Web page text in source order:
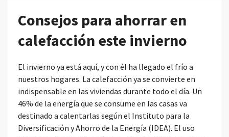
Consejos para ahorrar en
calefacción este invierno
El invierno ya está aquí, y con él ha llegado el frío a
nuestros hogares. La calefacción ya se convierte en
indispensable en las viviendas durante todo el día. Un
46% de la energía que se consume en las casas va
destinado a calentarlas según el Instituto para la
Diversificación y Ahorro de la Energía (IDEA). El uso